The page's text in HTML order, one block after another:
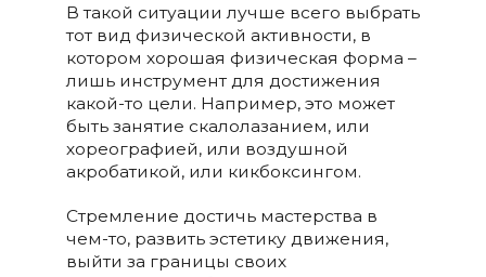
В такой ситуации лучше всего выбрать
тот вид физической активности, в
котором хорошая физическая форма –
лишь инструмент для достижения
какой-то цели. Например, это может
быть занятие скалолазанием, или
хореографией, или воздушной
акробатикой, или кикбоксингом.
Стремление достичь мастерства в
чем-то, развить эстетику движения,
выйти за границы своих